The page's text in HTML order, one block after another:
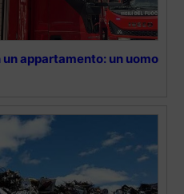
appartamento: un uomo